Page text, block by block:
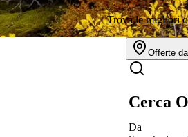
Trova le migliori
Offerte
Cerca
Da